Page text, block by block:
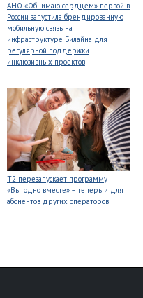
АНО «Обнимаю сердцем» первой в
России запустила брендированную
мобильную связь на
инфраструктуре Билайна для
регулярной поддержки
инклюзивных проектов
Т2 перезапускает программу
«Выгодно вместе» – теперь и для
абонентов других операторов